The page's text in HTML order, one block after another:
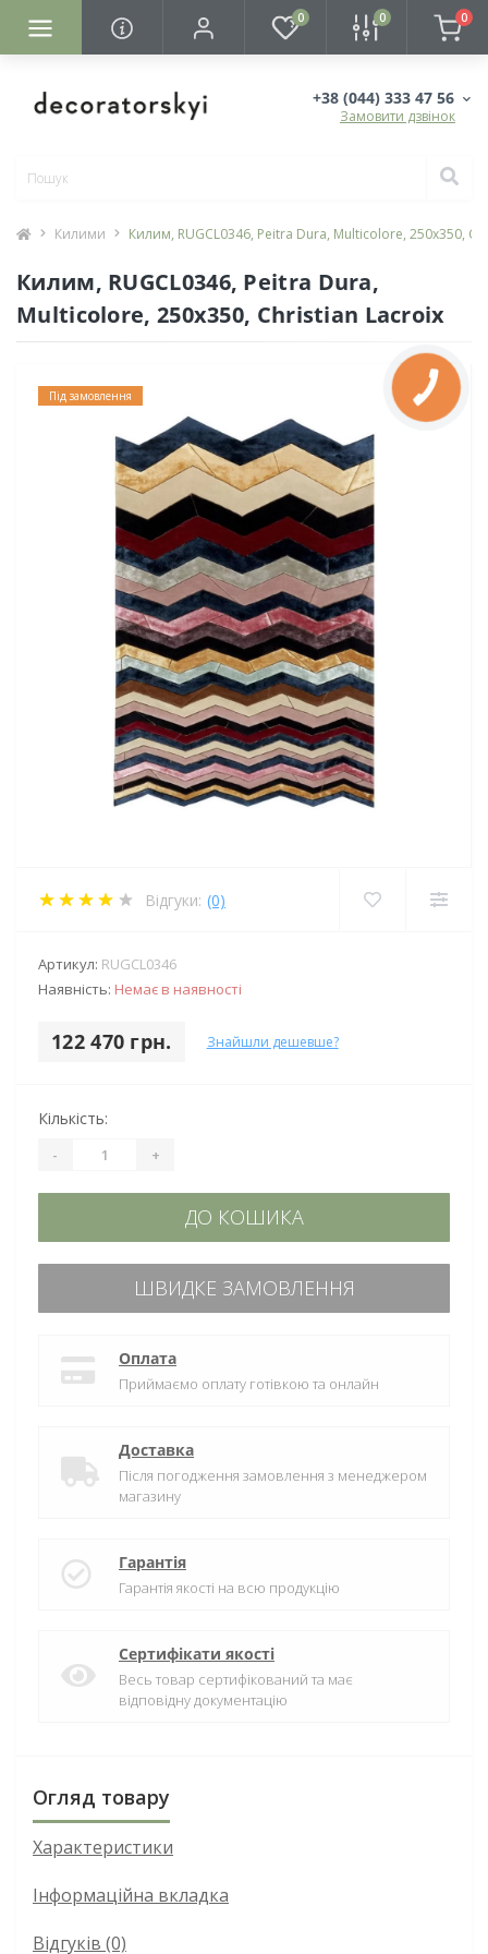
0 0 0
+38 (044) 333 47 56
Замовити дзвінок
Килими Килим, RUGCL0346, Peitra Dura, Multicolore, 250х350,
Килим, RUGCL0346, Peitra Dura,
Multicolore, 250х350, Christian Lacroix
Під замовлення
Відгуки: (0)
Артикул: RUGCL0346
Наявність: Немає в наявності
122 470 грн. Знайшли дешевше?
Кількість:
- +
ДО КОШИКА
ШВИДКЕ ЗАМОВЛЕННЯ
Оплата
Приймаємо оплату готівкою та онлайн
Доставка
Після погодження замовлення з менеджером
магазину
Гарантія
Гарантія якості на всю продукцію
Сертифікати якості
Весь товар сертифікований та має
відповідну документацію
Огляд товару
Характеристики
Інформаційна вкладка
Відгуків (0)